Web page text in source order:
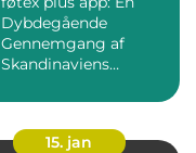
Dybdegående
Gennemgang af
Skandinaviens
App Introduktion:
Ma...
15. jan